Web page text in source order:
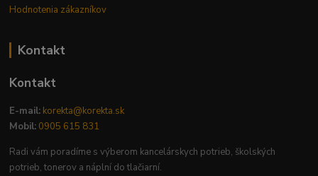
Hodnotenia zákazníkov
Kontakt
Kontakt
E-mail: korekta@korekta.sk
Mobil: 0905 615 831
Radi vám poradíme s výberom kancelárskych potrieb, školských
potrieb, tonerov a náplní do tlačiarní.